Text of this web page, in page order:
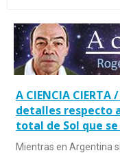
A CIENCIA CIERTA
detalles respecto
total de Sol que
Mientras en Argentina